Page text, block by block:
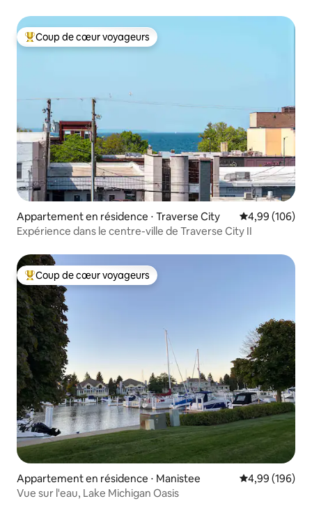
Coups de cœur voyageurs les plus appréciés
Coup de cœur voyageurs
Appartement en résidence ⋅ Traverse City Évaluation
4,99 (106)
Expérience dans le centre-ville de Traverse City II
Coups de cœur voyageurs les plus appréciés
Coup de cœur voyageurs
Appartement en résidence ⋅ Manistee Évaluation
4,99 (196)
Vue sur l'eau, Lake Michigan Oasis